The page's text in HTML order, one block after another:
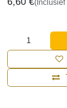
manquants.